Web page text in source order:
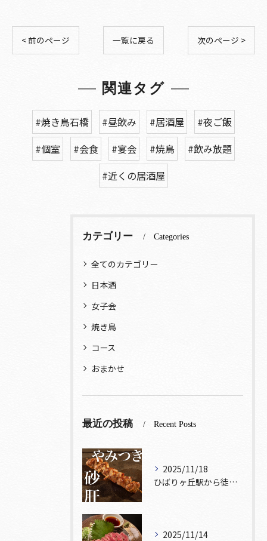
< 前のページ 一覧に戻る 次のページ >
関連タグ
#焼き鳥石橋 #昼飲み #居酒屋
#夜ご飯
#個室
#会食 #宴会 #焼鳥
#飲み放題
#近くの居酒屋
カテゴリー Categories
全てのカテゴリー
日本酒
女子会
焼き鳥
コース
おまかせ
最近の投稿 Recent Posts
2025/11/18
ひばりヶ丘駅から徒歩5分🚶‍♀️雰囲気の良い居酒屋をお探しな...
2025/11/14